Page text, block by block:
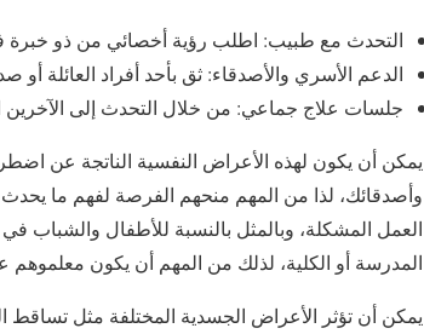
التحدث مع طبيب: اطلب رؤية أخصائي من ذو خبرة
الدعم الأسري والأصدقاء: ثق بأحد أفراد
جلسات علاج جماعي: من خلال التحدث إلى الآخرين
يمكن أن يكون لهذه الأعراض النفسية الناتجة عن
وأصدقائك، لذا من المهم منحهم الفرصة لفهم ما
العمل المشكلة، وبالمثل بالنسبة للأطفال
المدرسة أو الكلية، لذلك من المهم أن يكون
يمكن أن تؤثر الأعراض الجسدية المختلفة مثل تساقط